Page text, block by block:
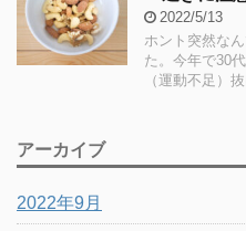
2022/5/13
ホント突然な
た。今年で30
（運動不足）
アーカイブ
2022年9月